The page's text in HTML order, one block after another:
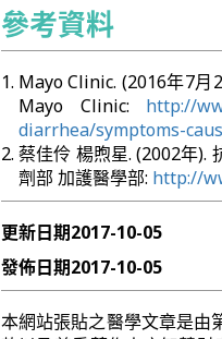
參考資料
Mayo Clinic. (2016年7
Mayo Clinic: http://
diarrhea/symptoms-
蔡佳伶 楊煦星. (2002年).
劑部 加護醫學部: http://
更新日期2017-10-05
發佈日期2017-10-05
本網站張貼之醫學文章是由